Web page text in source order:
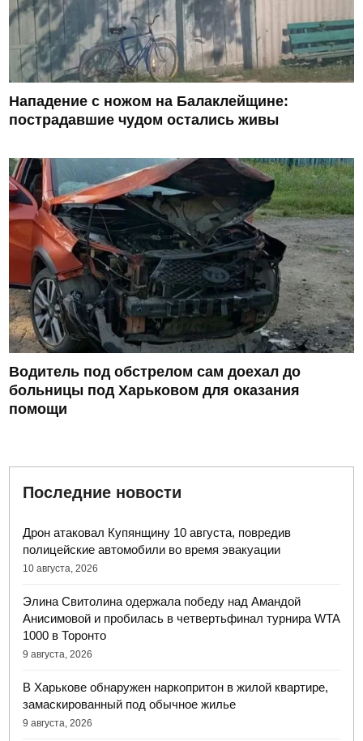
Нападение с ножом на Балаклейщине:
пострадавшие чудом остались живы
Водитель под обстрелом сам доехал до
больницы под Харьковом для оказания
помощи
Последние новости
Дрон атаковал Купянщину 10 августа, повредив
полицейские автомобили во время эвакуации
10 августа, 2026
Элина Свитолина одержала победу над Амандой
Анисимовой и пробилась в четвертьфинал турнира WTA
1000 в Торонто
9 августа, 2026
В Харькове обнаружен наркопритон в жилой квартире,
замаскированный под обычное жилье
9 августа, 2026